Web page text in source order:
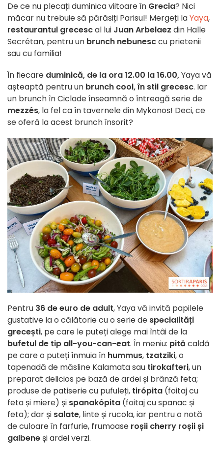
De ce nu plecați duminica viitoare în Grecia? Nici
măcar nu trebuie să părăsiți Parisul! Mergeți laYaya,
restaurantul grecescal lui Juan Arbelaez din Halle
Secrétan, pentru un brunch nebunesccu prietenii
sau cu familia!
În fiecare duminică, de la ora 12.00 la 16.00,Yaya vă
așteaptă pentru un brunch cool, în stil grecesc. Iar
un brunch în Ciclade înseamnă o întreagă serie de
mezzés, la fel ca în tavernele din Mykonos! Deci, ce
se oferă la acest brunch însorit?
Pentru 36 de euro de adult, Yaya vă invită papilele
gustative la o călătorie cu o serie de specialități
grecești, pe care le puteți alege mai întâi de la
bufetul de tip all-you-can-eat. În meniu: pită caldă
pe care o puteți înmuia în hummus, tzatziki, o
tapenadă de măsline Kalamata sau tirokafteri, un
preparat delicios pe bază de ardei și brânză feta;
produse de patiserie cu pufuleți, tirópita (foitaj cu
feta și miere) și spanakópita (foitaj cu spanac și
feta); dar și salate, linte și rucola, iar pentru o notă
de culoare în farfurie, frumoase roșii cherry roșii și
galbene și ardei verzi.